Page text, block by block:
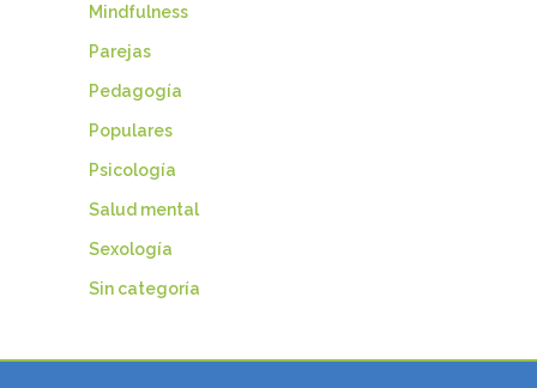
Mindfulness
Parejas
Pedagogía
Populares
Psicología
Salud mental
Sexología
Sin categoría